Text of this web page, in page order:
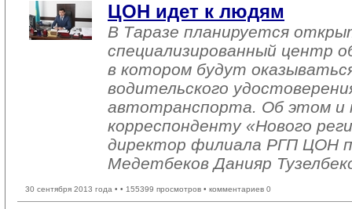
ЦОН идет к людям
В Таразе планируется
специализированный центр
в котором будут
водительского
автотранспорта. Об этом и
корреспонденту «Нового
директор филиала РГП ЦОН
Медетбеков Данияр
30 сентября 2013 года • • 155399 просмотров • комментариев 0